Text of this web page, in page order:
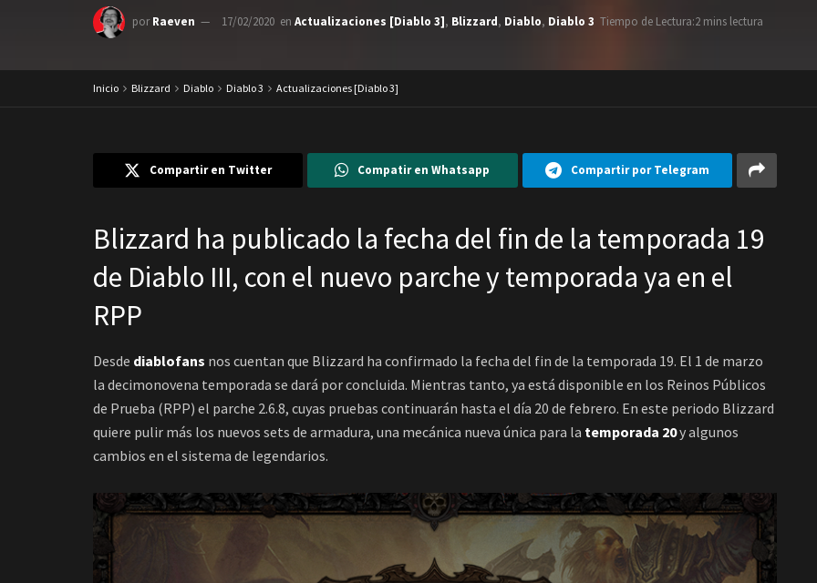
por Raeven 17/02/2020 en Actualizaciones [Diablo 3], Blizzard, Diablo, Diablo 3 Tiempo de Lectura:2 mins lectura
Inicio Blizzard Diablo Diablo 3 Actualizaciones [Diablo 3]
Compartir en Twitter Compatir en Whatsapp Compartir por Telegram
Blizzard ha publicado la fecha del fin de la temporada 19
de Diablo III, con el nuevo parche y temporada ya en el
RPP
Desde diablofans nos cuentan que Blizzard ha confirmado la fecha del fin de la temporada 19. El 1 de marzo
la decimonovena temporada se dará por concluida. Mientras tanto, ya está disponible en los Reinos Públicos
de Prueba (RPP) el parche 2.6.8, cuyas pruebas continuarán hasta el día 20 de febrero. En este periodo Blizzard
quiere pulir más los nuevos sets de armadura, una mecánica nueva única para la temporada 20y algunos
cambios en el sistema de legendarios.